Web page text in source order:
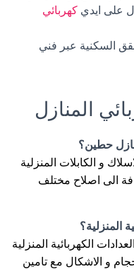
على ايدي كهربائي
السكنية عبر فني
المنازل
حطين؟
و الكابلات المنزلية
الى اصلاح مختلف
المنزلية؟
الكهربائية المنزلية
و الاشكال مع تامين